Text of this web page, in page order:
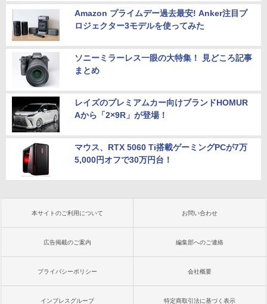
Amazon プライムデー過去最安! Anker注目プ
ロジェクター3モデルを使ってみた
ソニーミラーレス一眼の大特集！ 見どころ記事
まとめ
レイズのプレミアムカー向けブランドHOMUR
Aから「2×9R」が登場！
マウス、RTX 5060 Ti搭載ゲーミングPCが7万
5,000円オフで30万円台！
本サイトのご利用について お問い合わせ
広告掲載のご案内 編集部へのご連絡
プライバシーポリシー 会社概要
インプレスグループ 特定商取引法に基づく表示